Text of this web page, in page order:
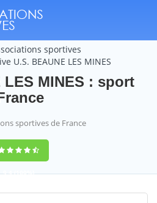
sportives
U.S. BEAUNE LES MINES
LES MINES : sport
sportives de France
9,4(100%)
14358votes